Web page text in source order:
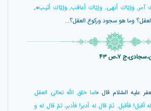
آمر, وإيّاك أنهى, وإيّاك أعاقب, وإيّاك أثيب»,
وما هو سجود وركوع العقل؟...
۷،ص ۴۳
عليه السّلام قال «لما خلق اللّه تعالى العقل
أقبل! فأقبل. ثمّ قال له أدبر! فأدبر، ثمّ قال له و